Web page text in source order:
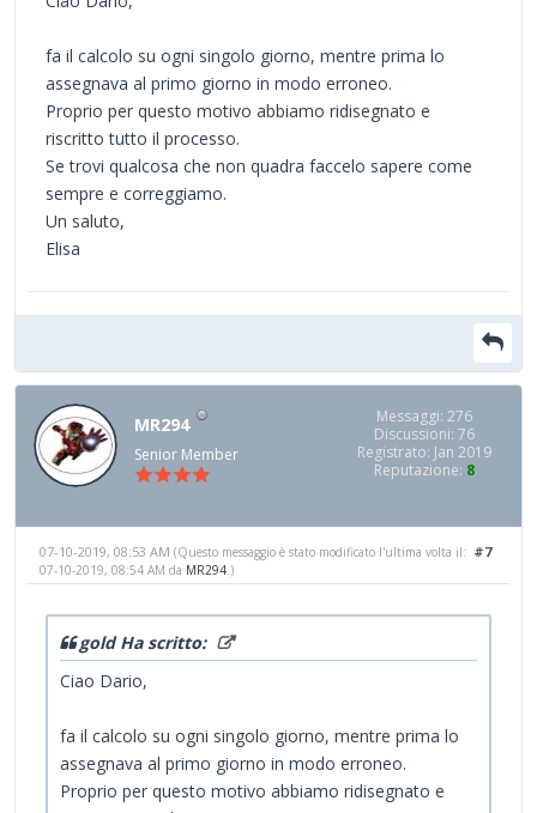
fa il calcolo su ogni singolo giorno, mentre prima lo
assegnava al primo giorno in modo erroneo.
Proprio per questo motivo abbiamo ridisegnato e
riscritto tutto il processo.
Se trovi qualcosa che non quadra faccelo sapere come
sempre e correggiamo.
Un saluto,
Elisa
MR294
Senior Member
Messaggi: 276
Discussioni: 76
Registrato: Jan 2019
Reputazione: 8
#7
07-10-2019, 08:53 AM (Questo messaggio è stato modificato l'ultima volta il:
07-10-2019, 08:54 AM da MR294.)
gold Ha scritto:
Ciao Dario,
fa il calcolo su ogni singolo giorno, mentre prima lo
assegnava al primo giorno in modo erroneo.
Proprio per questo motivo abbiamo ridisegnato e